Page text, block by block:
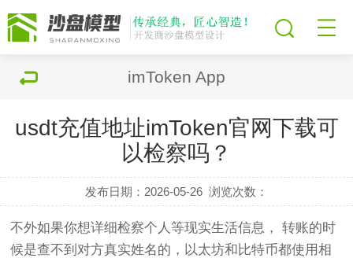
imToken App
usdt充值地址imToken官网下载可
以检察吗？
发布日期：2026-05-26 浏览次数：
不外如果你想详细检察个人等现实生活信息， 转账的时
候是查不到对方真实姓名的，以太坊和比特币都使用相